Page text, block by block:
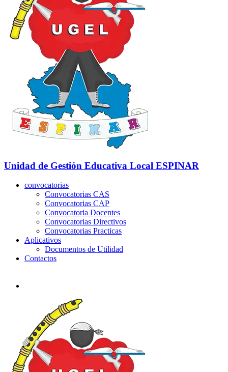
Unidad de Gestión Educativa Local ESPINAR
convocatorias
Convocatorias CAS
Convocatorias CAP
Convocatoria Docentes
Convocatorias Directivos
Convocatorias Practicas
Aplicativos
Documentos de Utilidad
Contactos